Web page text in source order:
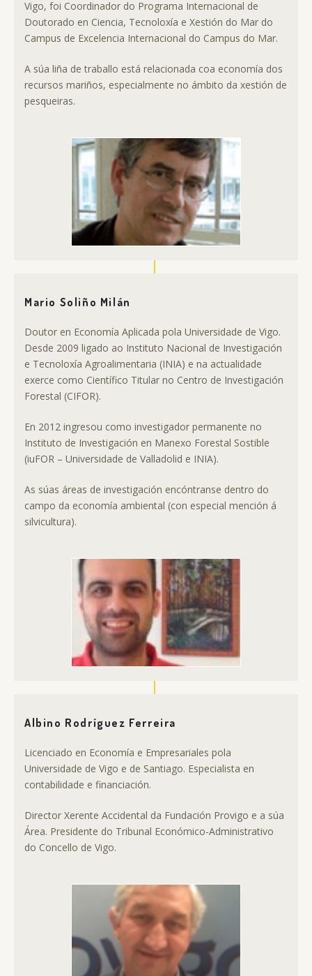
Vigo, foi Coordinador do Programa Internacional de
Doutorado en Ciencia, Tecnoloxía e Xestión do Mar do
Campus de Excelencia Internacional do Campus do Mar.
A súa liña de traballo está relacionada coa economía dos
recursos mariños, especialmente no ámbito da xestión de
pesqueiras.
Mario Soliño Milán
Doutor en Economía Aplicada pola Universidade de Vigo.
Desde 2009 ligado ao Instituto Nacional de Investigación
e Tecnoloxía Agroalimentaria (INIA) e na actualidade
exerce como Científico Titular no Centro de Investigación
Forestal (CIFOR).
En 2012 ingresou como investigador permanente no
Instituto de Investigación en Manexo Forestal Sostible
(iuFOR – Universidade de Valladolid e INIA).
As súas áreas de investigación encóntranse dentro do
campo da economía ambiental (con especial mención á
silvicultura).
Albino Rodríguez Ferreira
Licenciado en Economía e Empresariales pola
Universidade de Vigo e de Santiago. Especialista en
contabilidade e financiación.
Director Xerente Accidental da Fundación Provigo e a súa
Área. Presidente do Tribunal Económico-Administrativo
do Concello de Vigo.